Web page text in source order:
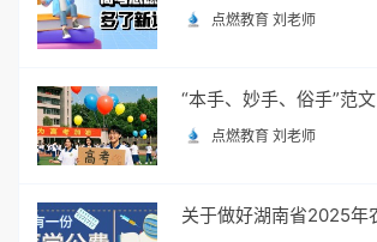
点燃教育 刘老师
“本手、妙手、俗手”范文
点燃教育 刘老师